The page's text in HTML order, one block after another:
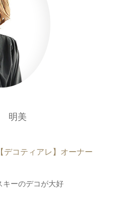
明美
デコティアレ】オーナー
キーのデコが大好